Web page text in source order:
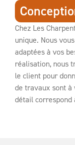
Chez Les
unique. Nous
adaptées à vos
réalisation, nous
le client pour
de travaux sont à
détail correspond